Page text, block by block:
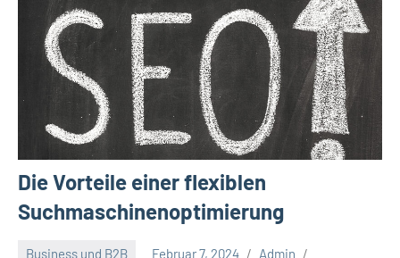
Die Vorteile einer flexiblen
Suchmaschinenoptimierung
Business und B2B Februar 7, 2024
Admin